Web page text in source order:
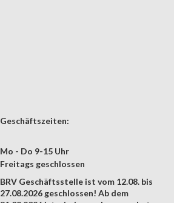
Geschäftszeiten:
Mo - Do 9-15 Uhr
Freitags geschlossen
BRV Geschäftsstelle ist vom 12.08. bis
27.08.2026 geschlossen! Ab dem